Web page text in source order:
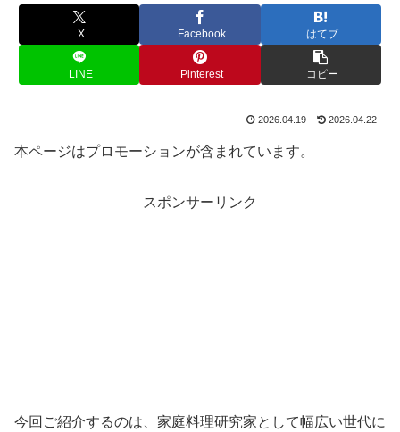
X Facebook はてブ
LINE Pinterest コピー
2026.04.19 2026.04.22
本ページはプロモーションが含まれています。
スポンサーリンク
今回ご紹介するのは、家庭料理研究家として幅広い世代に